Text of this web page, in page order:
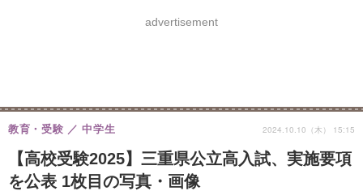
8月開催学校説明会・相談会
advertisement
【高校受験2025】三重県公立高入試、実施要項
を公表 1枚目の写真・画像
教育・受験 中学生 2024.10.10（木） 15:15